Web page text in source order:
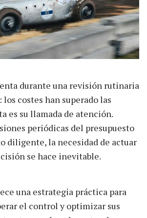
durante una revisión rutinaria
costes han superado las
es su llamada de atención.
periódicas del presupuesto
diligente, la necesidad de actuar
se hace inevitable.
una estrategia práctica para
el control y optimizar sus